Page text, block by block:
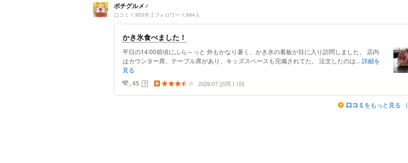
ポチグルメ♂
口コミ 1,953件 フォロワー 1,994人
かき氷食べました！
平日の14:00前頃にふら～っと 外もかなり暑く、かき氷の看板が目に入り訪問しました。 店内
はカウンター席、テーブル席があり、キッズスペースも完備されてた。 注文したのは... 詳細を
見る
45 ？ 2026/07 訪問 1回
口コミ をもっと見る （